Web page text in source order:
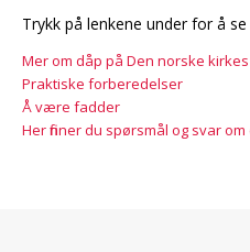
Trykk på lenkene under for å
Mer om dåp på Den norske
Praktiske forberedelser
Å være fadder
Her finner du spørsmål og svar om